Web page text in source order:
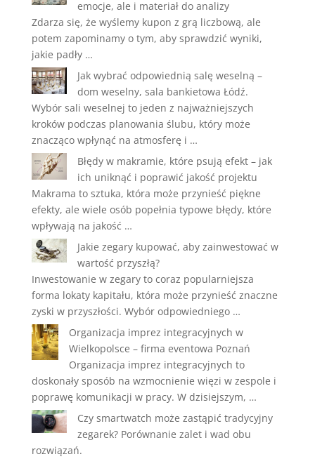
emocje, ale i materiał do analizy
Zdarza się, że wyślemy kupon z grą liczbową, ale
potem zapominamy o tym, aby sprawdzić wyniki,
jakie padły …
Jak wybrać odpowiednią salę weselną –
dom weselny, sala bankietowa Łódź.
Wybór sali weselnej to jeden z najważniejszych
kroków podczas planowania ślubu, który może
znacząco wpłynąć na atmosferę i …
Błędy w makramie, które psują efekt – jak
ich uniknąć i poprawić jakość projektu
Makrama to sztuka, która może przynieść piękne
efekty, ale wiele osób popełnia typowe błędy, które
wpływają na jakość …
Jakie zegary kupować, aby zainwestować w
wartość przyszłą?
Inwestowanie w zegary to coraz popularniejsza
forma lokaty kapitału, która może przynieść znaczne
zyski w przyszłości. Wybór odpowiedniego …
Organizacja imprez integracyjnych w
Wielkopolsce – firma eventowa Poznań
Organizacja imprez integracyjnych to
doskonały sposób na wzmocnienie więzi w zespole i
poprawę komunikacji w pracy. W dzisiejszym, …
Czy smartwatch może zastąpić tradycyjny
zegarek? Porównanie zalet i wad obu
rozwiązań.